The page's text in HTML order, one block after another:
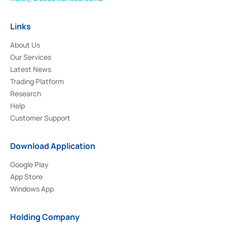
Links
About Us
Our Services
Latest News
Trading Platform
Research
Help
Customer Support
Download Application
Google Play
App Store
Windows App
Holding Company